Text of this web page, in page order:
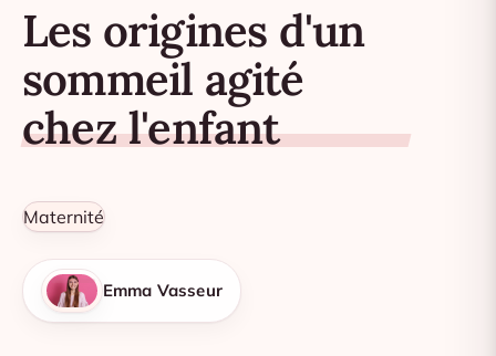
Les origines d'un
sommeil agité
chez l'enfant
Maternité
Emma Vasseur